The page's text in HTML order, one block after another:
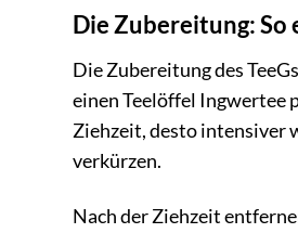
Die Zubereitung:
Die Zubereitung des
einen Teelöffel Ingwertee
Ziehzeit, desto intensiver
verkürzen.
Nach der Ziehzeit